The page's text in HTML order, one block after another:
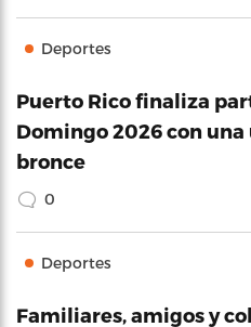
Deportes
Puerto Rico finaliza
Domingo 2026 con
bronce
0
Deportes
Familiares, amigos y